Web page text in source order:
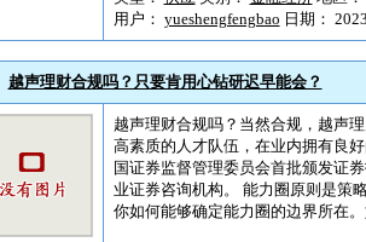
用户： yueshengfengbao 日期：
越声理财合规吗？只要肯用心钻研迟早能会？
越声理财合规吗？当然合规，越声
高素质的人才队伍，在业内拥有良
国证券监督管理委员会首批颁发证
业证券咨询机构。 能力圈原则是策
你如何能够确定能力圈的边界所在